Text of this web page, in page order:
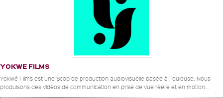
YOKWE FILMS
Yokwé Films est une Scop de production audiovisuelle basée à Toulouse. Nous
produisons des vidéos de communication en prise de vue réelle et en motion...